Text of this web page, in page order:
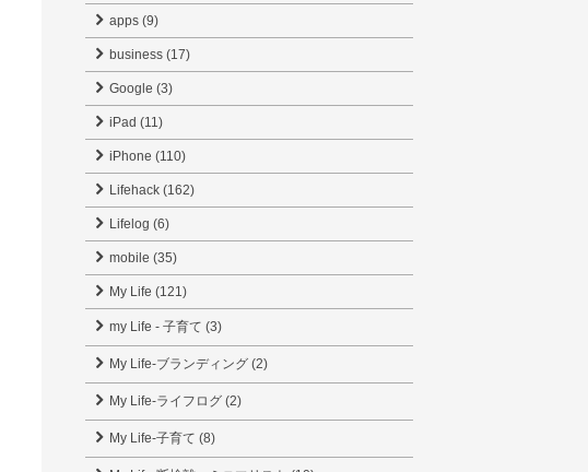
apps (9)
business (17)
Google (3)
iPad (11)
iPhone (110)
Lifehack (162)
Lifelog (6)
mobile (35)
My Life (121)
my Life - 子育て (3)
My Life-ブランディング (2)
My Life-ライフログ (2)
My Life-子育て (8)